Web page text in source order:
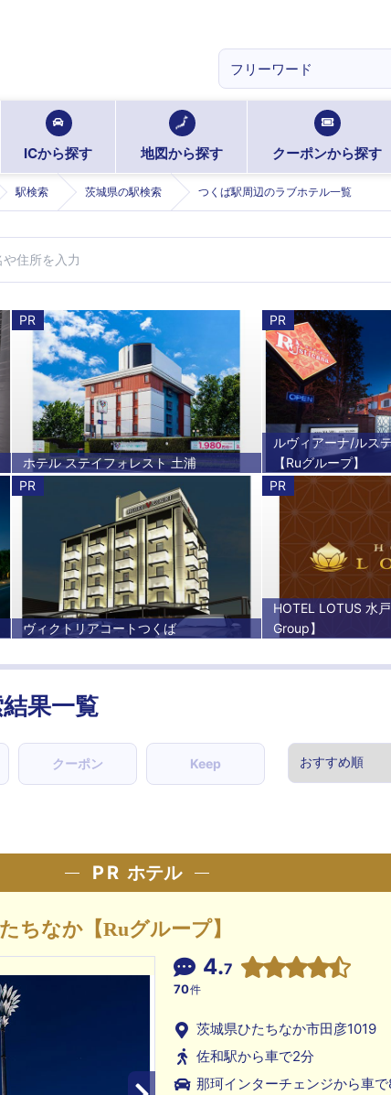
ICから探す 地図から探す クーポンから探す
駅検索 茨城県の駅検索 つくば駅周辺のラブホテル一覧
PR
ホテル ステイフォレスト 土浦
PR
ルヴィアーナ/ルス
【Ruグループ】
PR
ヴィクトリアコートつくば
PR
HOTEL LOTUS 水
Group】
果一覧
クーポン Keep
PR ホテル
ちなか【Ruグループ】
4.7
70件
茨城県ひたちなか市田彦1019
佐和駅から車で2分
那珂インターチェンジから車